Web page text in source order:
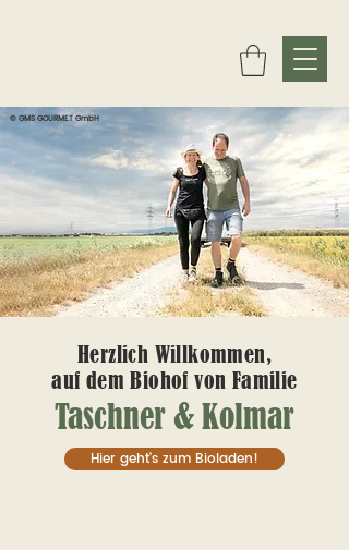
© GMS GOURMET GmbH
Herzlich Willkommen,
auf dem Biohof von Familie
Taschner & Kolmar
Hier geht's zum Bioladen!